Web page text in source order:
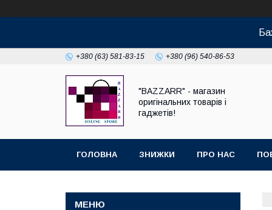
+380 (63) 581-83-15 +380 (96) 540-86-53
"BAZZARR" - магазин
оригінальних товарів і
гаджетів!
ГОЛОВНА ЗНИЖКИ ПРО НАС